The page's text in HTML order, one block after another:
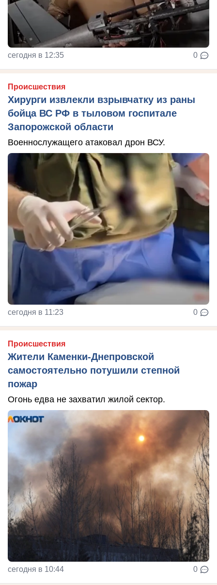
сегодня в 12:35 0
Происшествия
Хирурги извлекли взрывчатку из раны
бойца ВС РФ в тыловом госпитале
Запорожской области
Военнослужащего атаковал дрон ВСУ.
сегодня в 11:23 0
Происшествия
Жители Каменки-Днепровской
самостоятельно потушили степной
пожар
Огонь едва не захватил жилой сектор.
сегодня в 10:44 0